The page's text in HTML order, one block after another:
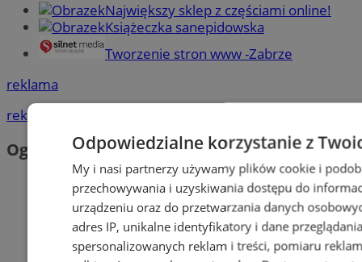
Największy sklep z częściami online!
Książeczka sanepidowska
Tworzenie stron www -Zabrze
reklama
reklama
OgłoszeniaOdpowiedzialne korzystanie z
My i nasi partnerzy używamy plików cookie i
przechowywania i uzyskiwania dostępu do
urządzeniu oraz do przetwarzania danych
adres IP, unikalne identyfikatory i dane
spersonalizowanych reklam i treści, pomiaru